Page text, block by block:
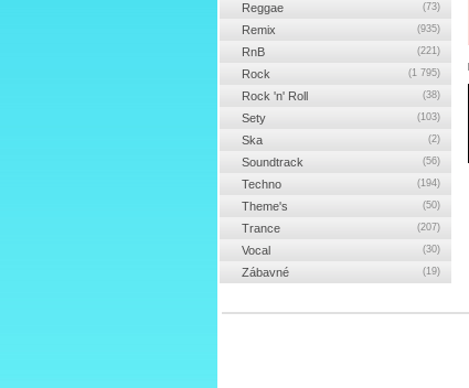
Reggae (73)
Remix (935)
RnB (221)
Rock (1 795)
Rock 'n' Roll (38)
Sety (103)
Ska (2)
Soundtrack (56)
Techno (194)
Theme's (50)
Trance (207)
Vocal (30)
Zábavné (19)